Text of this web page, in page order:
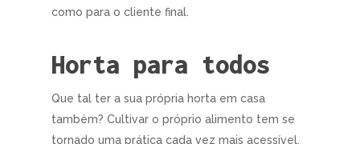
como para o cliente final.
Horta para todos
Que tal ter a sua própria horta em casa
também? Cultivar o próprio alimento tem se
tornado uma prática cada vez mais acessível.